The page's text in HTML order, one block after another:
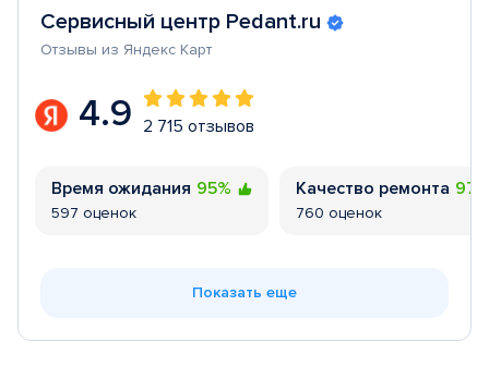
Сервисный центр Pedant.ru
Отзывы из Яндекс Карт
4.9 2 715 отзывов
Время ожидания 95%
597 оценок
Качество ремонта
760 оценок
Показать еще